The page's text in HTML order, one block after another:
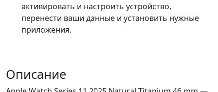
активировать и настроить устройство,
перенести ваши данные и установить нужные
приложения.
Описание